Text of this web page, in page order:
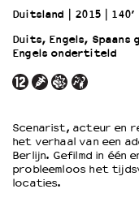
OVER LANTARENVENSTER
Wat we doen
Werken bij
Historie
Partners
Huisregels
Duitsland
2015
140’
Duits, Engels, Spaans
Engels ondertiteld
Scenarist, acteur en
het verhaal van een
Berlijn. Gefilmd in één
probleemloos het
locaties.